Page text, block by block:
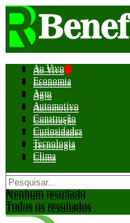
Ao Vivo
Economia
Agro
Automotivo
Construção
Curiosidades
Tecnologia
Clima
Nenhum resultado
Todos os resultados
Ao Vivo
Economia
Agro
Automotivo
Construção
Curiosidades
Tecnologia
Clima
Nenhum resultado
Todos os resultados